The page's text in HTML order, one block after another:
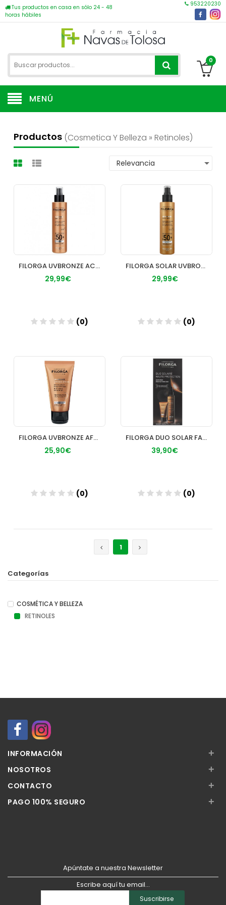
Tus productos en casa en sólo 24 - 48
horas hábiles
953220230
0
MENÚ
Productos (cosmetica Y Belleza » Retinoles)
FILORGA UVBRONZE ACEITE SOLAR 30+
29,99€
(0)
Añadir
FILORGA SOLAR UVBRONZE CORPS
29,99€
(0)
Añadir
FILORGA UVBRONZE AFTER SUN
25,90€
(0)
FILORGA DUO SOLAR FACIAL 50 + CORPORAL 30
39,90€
(0)
1
Categorías
COSMÉTICA Y BELLEZA
RETINOLES
INFORMACIÓN +
NOSOTROS +
CONTACTO +
PAGO 100% SEGURO +
Apúntate a nuestra Newsletter
Escribe aquí tu email...
Suscribirse